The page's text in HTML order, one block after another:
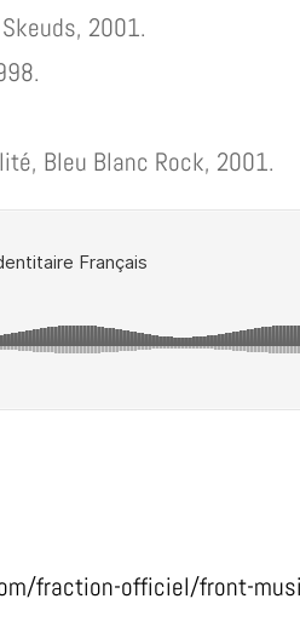
2001.
Bleu Blanc Rock, 2001.
fraction-officiel/front-